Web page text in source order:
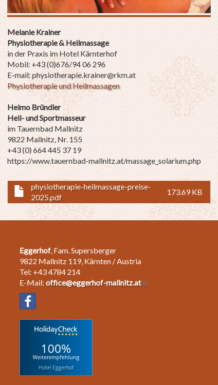
Melanie Krainer
Physiotherapie & Heilmassage
in der Praxis im Hotel Kärnterhof
Mobil: +43 (0)676/94 06 296
E-mail: physiotherapie.krainer@rkm.at
Physiotherapie und Heilmassagen
Heimo Bründler
Heil- und Sportmasseur
im Tauernbad Mallnitz
9822 Mallnitz, Nr. 155
+43 (0) 664 445 37 19
https://www.tauernbad-mallnitz.at/massage_solarium.php
physiotherapie-heilmassage-preise-
2025.pdf
173.69 KB
Eggerhof , Fam. Supersberger
9822 Mallnitz 119, Kärnten / Austria
Tel: +43 4784 214
E-Mail: office@eggerhof-mallnitz.at
100%
Weiterempfehlung
Hotel Eggerhof